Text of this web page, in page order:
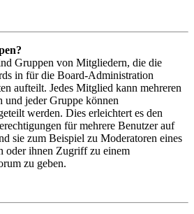
Gruppen von Mitgliedern, die die
in für die Board-Administration
aufteilt. Jedes Mitglied kann mehreren
und jeder Gruppe können
werden. Dies erleichtert es den
für mehrere Benutzer auf
sie zum Beispiel zu Moderatoren eines
oder ihnen Zugriff zu einem
zu geben.